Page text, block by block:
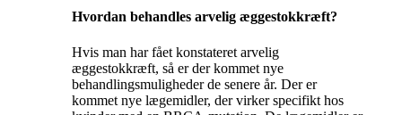
Hvordan behandles arvelig æggestokkræft?
Hvis man har fået konstateret arvelig
æggestokkræft, så er der kommet nye
behandlingsmuligheder de senere år. Der er
kommet nye lægemidler, der virker specifikt hos